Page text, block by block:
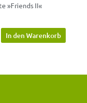
»Friends II«
In den Warenkorb